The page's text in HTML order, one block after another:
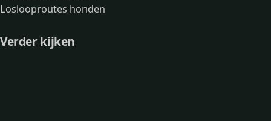
Loslooproutes honden
Verder kijken